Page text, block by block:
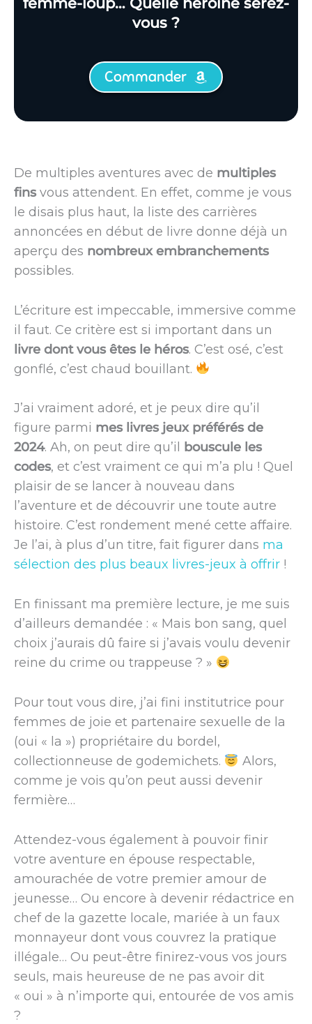
vous ?
Commander
De multiples aventures avec de multiples
finsvous attendent. En effet, comme je vous
le disais plus haut, la liste des carrières
annoncées en début de livre donne déjà un
aperçu des nombreux embranchements
possibles.
L’écriture est impeccable, immersive comme
il faut. Ce critère est si important dans un
livre dont vous êtes le héros. C’est osé, c’est
gonflé, c’est chaud bouillant.
J’ai vraiment adoré, et je peux dire qu’il
figure parmi mes livres jeux préférés de
2024. Ah, on peut dire qu’il
bouscule les
codes, et c’est vraiment ce qui m’a plu ! Quel
plaisir de se lancer à nouveau dans
l’aventure et de découvrir une toute autre
histoire. C’est rondement mené cette affaire.
Je l’ai, à plus d’un titre, fait figurer dans ma
sélection des plus beaux livres-jeux à offrir !
En finissant ma première lecture, je me suis
d’ailleurs demandée : « Mais bon sang, quel
choix j’aurais dû faire si j’avais voulu devenir
reine du crime ou trappeuse ? »
Pour tout vous dire, j’ai fini institutrice pour
femmes de joie et partenaire sexuelle de la
(oui « la ») propriétaire du bordel,
collectionneuse de godemichets.
Alors,
comme je vois qu’on peut aussi devenir
fermière…
Attendez-vous également à pouvoir finir
votre aventure en épouse respectable,
amourachée de votre premier amour de
jeunesse… Ou encore à devenir rédactrice en
chef de la gazette locale, mariée à un faux
monnayeur dont vous couvrez la pratique
illégale… Ou peut-être finirez-vous vos jours
seuls, mais heureuse de ne pas avoir dit
« oui » à n’importe qui, entourée de vos amis
?